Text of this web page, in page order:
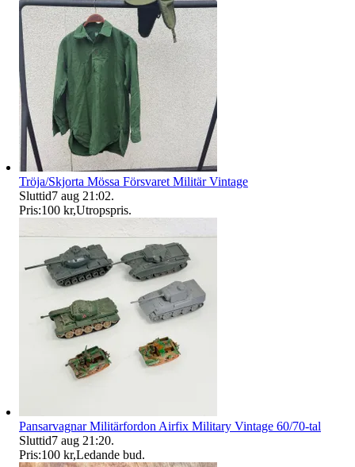
Tröja/Skjorta Mössa Försvaret Militär Vintage
Sluttid7 aug 21:02.
Pris:100 kr,Utropspris.
Pansarvagnar Militärfordon Airfix Military Vintage 60/70-tal
Sluttid7 aug 21:20.
Pris:100 kr,Ledande bud.